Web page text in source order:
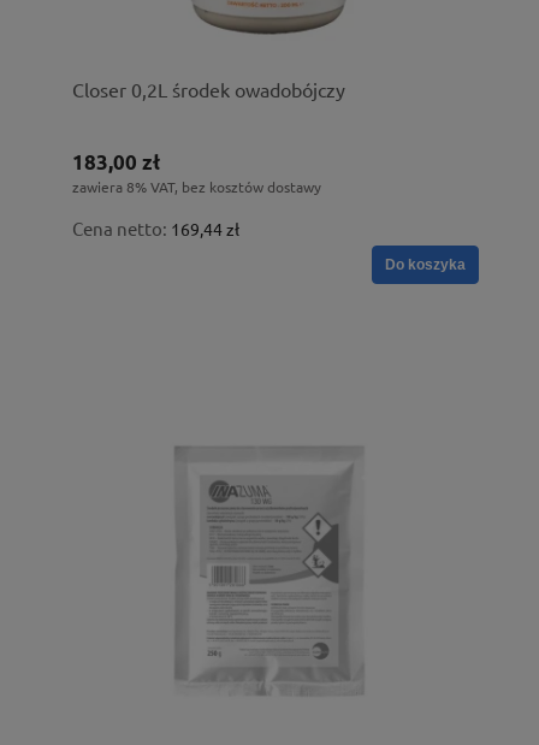
Closer 0,2L środek owadobójczy
183,00 zł
zawiera 8% VAT, bez kosztów dostawy
Cena netto: 169,44 zł
Do koszyka